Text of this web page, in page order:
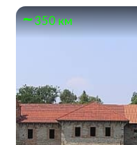
350 км